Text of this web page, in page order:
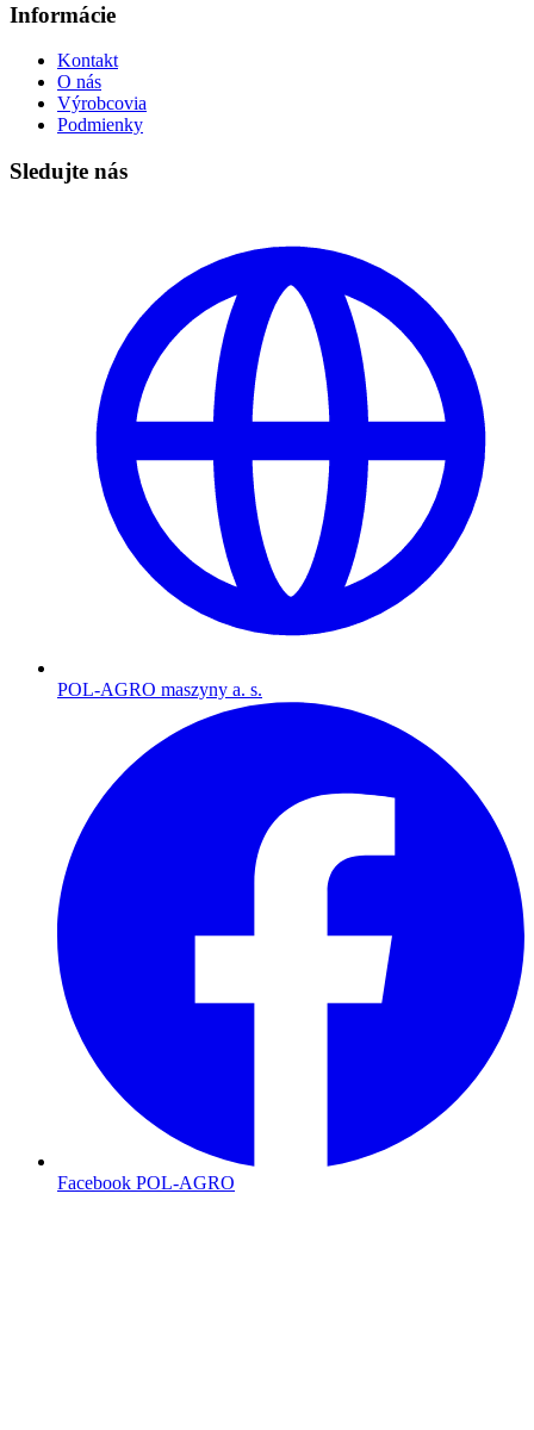
Informácie
Kontakt
O nás
Výrobcovia
Podmienky
Sledujte nás
POL-AGRO maszyny a. s.
Facebook POL-AGRO